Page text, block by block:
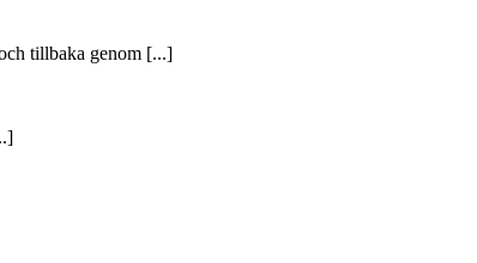
tillbaka genom [...]